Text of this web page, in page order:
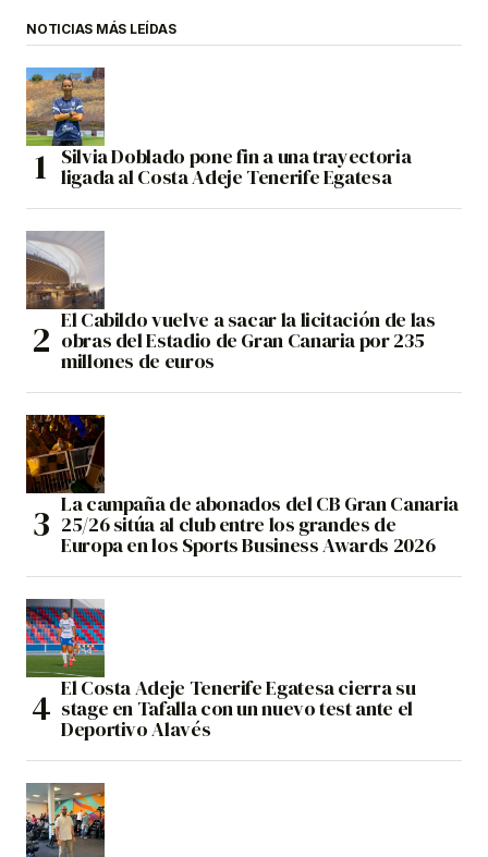
NOTICIAS MÁS LEÍDAS
Silvia Doblado pone fin a una trayectoria
ligada al Costa Adeje Tenerife Egatesa
El Cabildo vuelve a sacar la licitación de las
obras del Estadio de Gran Canaria por 235
millones de euros
La campaña de abonados del CB Gran Canaria
25/26 sitúa al club entre los grandes de
Europa en los Sports Business Awards 2026
El Costa Adeje Tenerife Egatesa cierra su
stage en Tafalla con un nuevo test ante el
Deportivo Alavés